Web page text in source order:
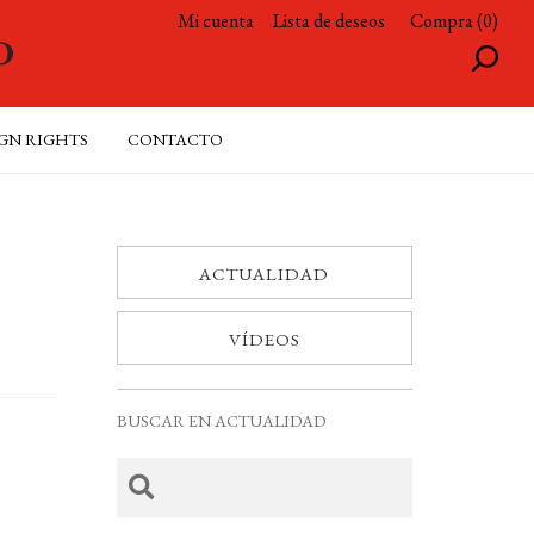
Mi cuenta Lista de deseos Compra (0)
RIGHTS CONTACTO
ACTUALIDAD
VÍDEOS
BUSCAR EN ACTUALIDAD